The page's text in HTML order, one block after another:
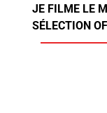
JE FILME LE
SÉLECTION